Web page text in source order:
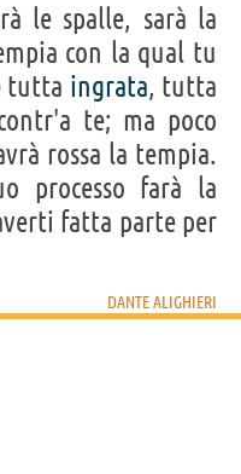
le spalle, sarà la
con la qual tu
tutta ingrata, tutta
te; ma poco
rossa la tempia.
processo farà la
fatta parte per
DANTE ALIGHIERI